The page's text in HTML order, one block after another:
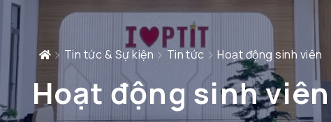
Tin tức & Sự kiện Tin tức Hoạt động sinh viên
Hoạt động sinh viên